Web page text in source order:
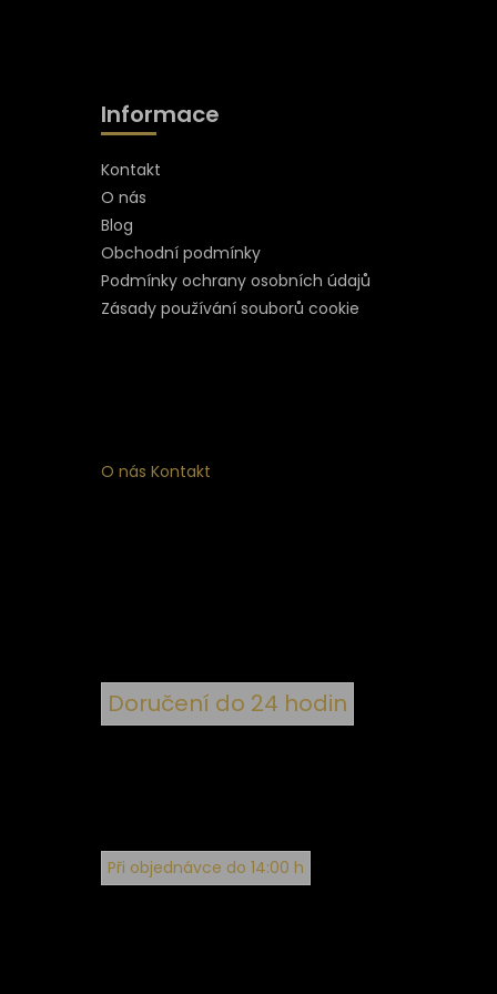
Informace
Kontakt
O nás
Blog
Obchodní podmínky
Podmínky ochrany osobních údajů
Zásady používání souborů cookie
O nás Kontakt
Doručení do 24 hodin
Při objednávce do 14:00 h